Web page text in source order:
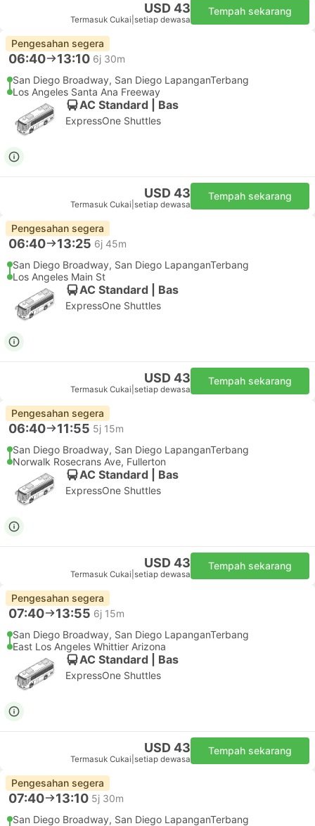
USD 43
Termasuk Cukai setiap dewasa
Tempah sekarang
Pengesahan segera
06:40 13:10 6j 30m
San Diego Broadway, San Diego LapanganTerbang
Los Angeles Santa Ana Freeway
AC Standard | Bas
ExpressOne Shuttles
USD 43
Termasuk Cukai setiap dewasa
Tempah sekarang
Pengesahan segera
06:40 13:25 6j 45m
San Diego Broadway, San Diego LapanganTerbang
Los Angeles Main St
AC Standard | Bas
ExpressOne Shuttles
USD 43
Termasuk Cukai setiap dewasa
Tempah sekarang
Pengesahan segera
06:40 11:55 5j 15m
San Diego Broadway, San Diego LapanganTerbang
Norwalk Rosecrans Ave, Fullerton
AC Standard | Bas
ExpressOne Shuttles
USD 43
Termasuk Cukai setiap dewasa
Tempah sekarang
Pengesahan segera
07:40 13:55 6j 15m
San Diego Broadway, San Diego LapanganTerbang
East Los Angeles Whittier Arizona
AC Standard | Bas
ExpressOne Shuttles
USD 43
Termasuk Cukai setiap dewasa
Tempah sekarang
Pengesahan segera
07:40 13:10 5j 30m
San Diego Broadway, San Diego LapanganTerbang